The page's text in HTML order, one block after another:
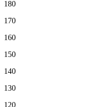
180
170
160
150
140
130
120